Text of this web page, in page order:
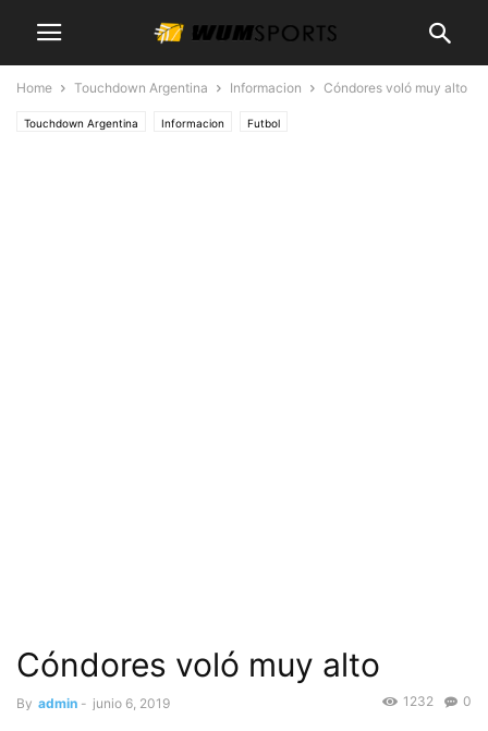
Home Touchdown Argentina Informacion Cóndores voló muy alto
Touchdown Argentina Informacion Futbol
Cóndores voló muy alto
By admin - junio 6, 2019 0
1232